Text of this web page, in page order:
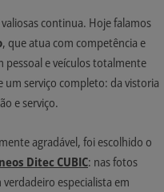
continua. Hoje falamos
, que atua com competência e
e veículos totalmente
um serviço completo: da vistoria
e serviço.
agradável, foi escolhido o
Ditec CUBIC: nas fotos
especialista em